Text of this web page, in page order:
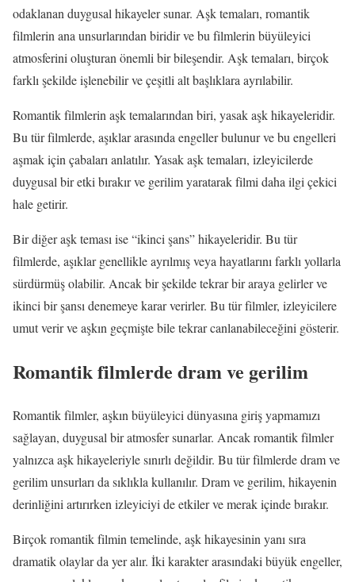
odaklanan duygusal hikayeler sunar. Aşk temaları, romantik
filmlerin ana unsurlarından biridir ve bu filmlerin büyüleyici
atmosferini oluşturan önemli bir bileşendir. Aşk temaları, birçok
farklı şekilde işlenebilir ve çeşitli alt başlıklara ayrılabilir.
Romantik filmlerin aşk temalarından biri, yasak aşk hikayeleridir.
Bu tür filmlerde, aşıklar arasında engeller bulunur ve bu engelleri
aşmak için çabaları anlatılır. Yasak aşk temaları, izleyicilerde
duygusal bir etki bırakır ve gerilim yaratarak filmi daha ilgi çekici
hale getirir.
Bir diğer aşk teması ise “ikinci şans” hikayeleridir. Bu tür
filmlerde, aşıklar genellikle ayrılmış veya hayatlarını farklı yollarla
sürdürmüş olabilir. Ancak bir şekilde tekrar bir araya gelirler ve
ikinci bir şansı denemeye karar verirler. Bu tür filmler, izleyicilere
umut verir ve aşkın geçmişte bile tekrar canlanabileceğini gösterir.
Romantik filmlerde dram ve gerilim
Romantik filmler, aşkın büyüleyici dünyasına giriş yapmamızı
sağlayan, duygusal bir atmosfer sunarlar. Ancak romantik filmler
yalnızca aşk hikayeleriyle sınırlı değildir. Bu tür filmlerde dram ve
gerilim unsurları da sıklıkla kullanılır. Dram ve gerilim, hikayenin
derinliğini artırırken izleyiciyi de etkiler ve merak içinde bırakır.
Birçok romantik filmin temelinde, aşk hikayesinin yanı sıra
dramatik olaylar da yer alır. İki karakter arasındaki büyük engeller,